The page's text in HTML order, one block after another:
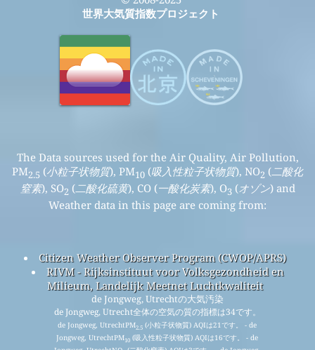
世界大気質指数プロジェクト
The Data sources used for the Air Quality, Air Pollution,
PM2.5 (小粒子状物質), PM10 (吸入性粒子状物質), NO2 (二酸化
窒素), SO2 (二酸化硫黄), CO (一酸化炭素), O3 (オゾン) and
Weather data in this page are coming from:
Citizen Weather Observer Program (CWOP/APRS)
RIVM - Rijksinstituut voor Volksgezondheid en
Milieum, Landelijk Meetnet Luchtkwaliteit
de Jongweg, Utrechtの大気汚染
de Jongweg, Utrecht全体の空気の質の指標は34です。
de Jongweg, UtrechtPM2.5 (小粒子状物質) AQIは21です。 - de
Jongweg, UtrechtPM10 (吸入性粒子状物質) AQIは16です。 - de